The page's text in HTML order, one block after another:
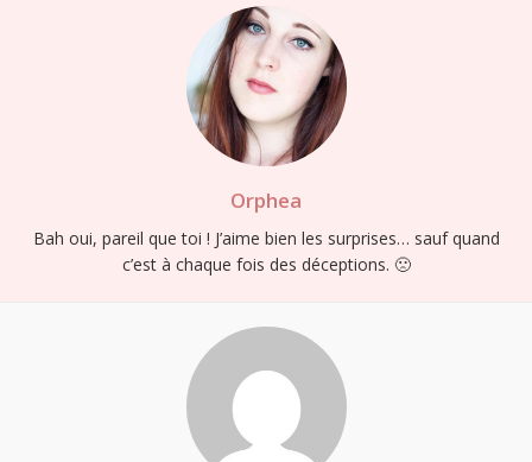
Orphea
Bah oui, pareil que toi ! J’aime bien les surprises… sauf quand
c’est à chaque fois des déceptions. 🙁